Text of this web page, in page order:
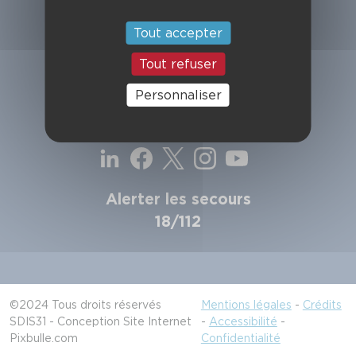
49, chemin de l'Armurié
C.S. 80123
31772 COLOMIERS CEDEX
Contactez-nous
Alerter les secours
18/112
©2024 Tous droits réservés
SDIS31 - Conception Site Internet
Pixbulle.com
Mentions légales - Crédits
- Accessibilité -
Confidentialité
Tout accepter
Tout refuser
Personnaliser